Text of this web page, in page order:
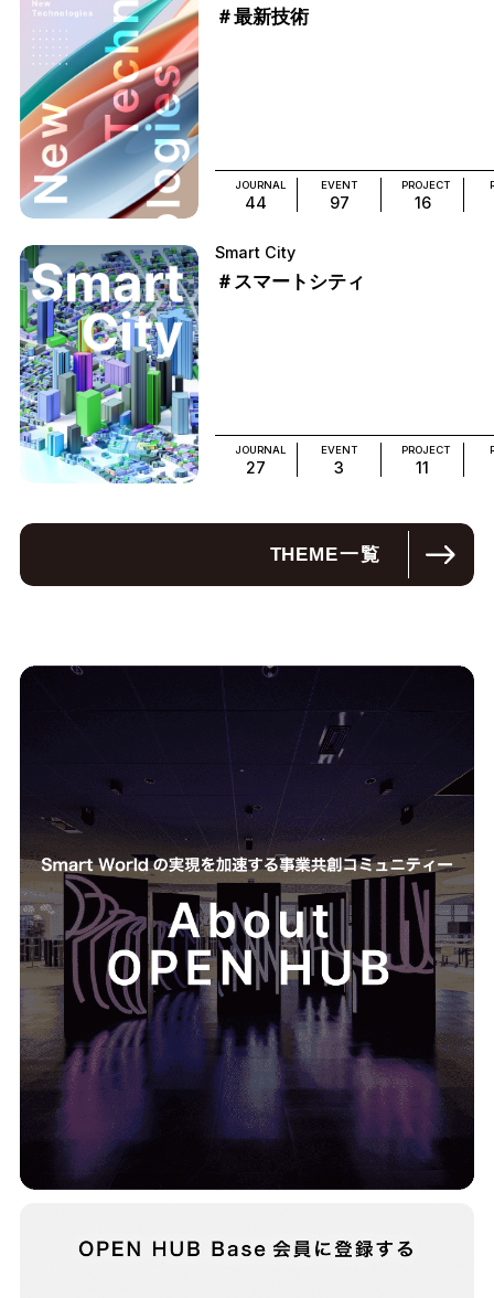
＃最新技術
JOURNAL
44
EVENT
97
PROJECT
16
Smart City
＃スマートシティ
JOURNAL
27
EVENT
3
PROJECT
11
THEME一覧